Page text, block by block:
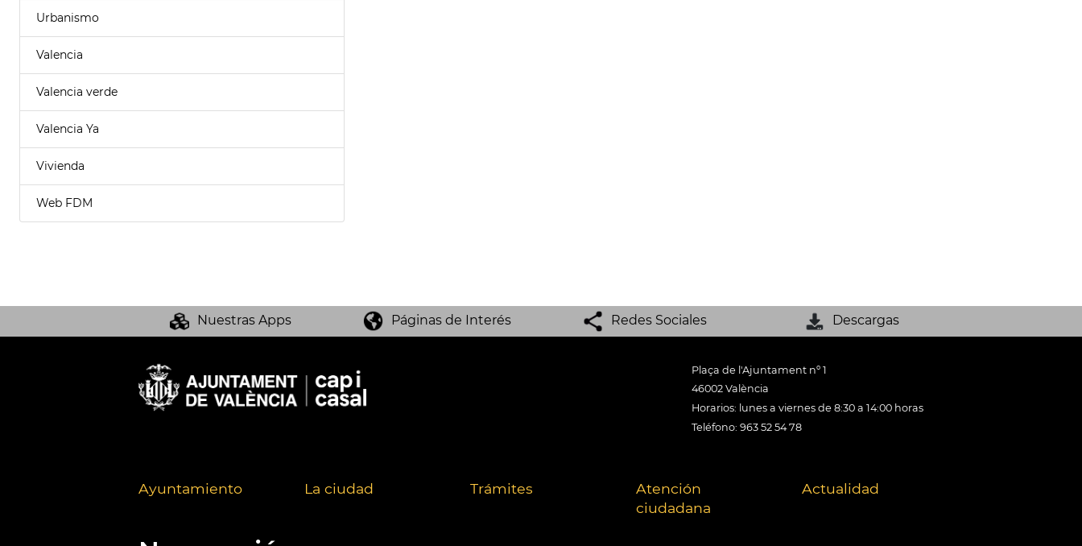
Urbanismo
Valencia
Valencia verde
Valencia Ya
Vivienda
Web FDM
Nuestras Apps Páginas de Interés Redes Sociales Descargas
Plaça de l'Ajuntament nº 1
46002 València
Horarios: lunes a viernes de 8:30 a 14:00 horas
Teléfono: 963 52 54 78
Ayuntamiento La ciudad Trámites
Atención
ciudadana
Actualidad